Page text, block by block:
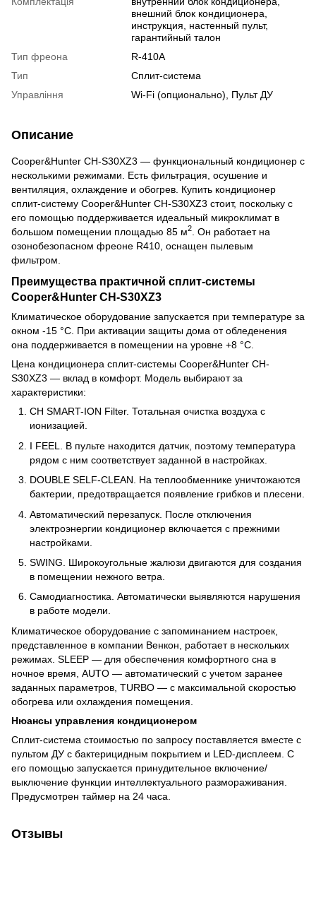
внешний блок кондиционера,
инструкция, настенный пульт,
гарантийный талон
Тип фреона
R-410A
Тип
Сплит-система
Управління
Wi-Fi (опционально), Пульт ДУ
Описание
Cooper&Hunter CH-S30XZ3 — функциональный кондиционер с
несколькими режимами. Есть фильтрация, осушение и
вентиляция, охлаждение и обогрев. Купить кондиционер
сплит-систему Cooper&Hunter CH-S30XZ3 стоит, поскольку с
его помощью поддерживается идеальный микроклимат в
большом помещении площадью 85 м2
. Он работает на
озонобезопасном фреоне R410, оснащен пылевым
фильтром.
Преимущества практичной сплит-системы
Cooper&Hunter CH-S30XZ3
Климатическое оборудование запускается при температуре за
окном -15 °C. При активации защиты дома от обледенения
она поддерживается в помещении на уровне +8 °C.
Цена кондиционера сплит-системы Cooper&Hunter CH-
S30XZ3 — вклад в комфорт. Модель выбирают за
характеристики:
CH SMART-ION Filter. Тотальная очистка воздуха с
ионизацией.
I FEEL. В пульте находится датчик, поэтому температура
рядом с ним соответствует заданной в настройках.
DOUBLE SELF-CLEAN. На теплообменнике уничтожаются
бактерии, предотвращается появление грибков и плесени.
Автоматический перезапуск. После отключения
электроэнергии кондиционер включается с прежними
настройками.
SWING. Широкоугольные жалюзи двигаются для создания
в помещении нежного ветра.
Самодиагностика. Автоматически выявляются нарушения
в работе модели.
Климатическое оборудование с запоминанием настроек,
представленное в компании Венкон, работает в нескольких
режимах. SLEEP — для обеспечения комфортного сна в
ночное время, AUTO — автоматический с учетом заранее
заданных параметров, TURBO — с максимальной скоростью
обогрева или охлаждения помещения.
Нюансы управления кондиционером
Сплит-система стоимостью по запросу поставляется вместе с
пультом ДУ с бактерицидным покрытием и LED-дисплеем. С
его помощью запускается принудительное включение/
выключение функции интеллектуального размораживания.
Предусмотрен таймер на 24 часа.
Отзывы